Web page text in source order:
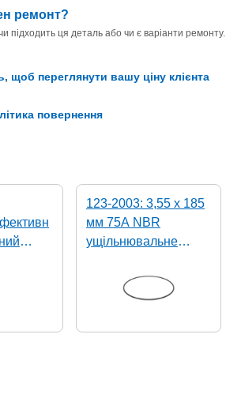
ремонт?
підходить ця деталь або чи є варіанти ремонту.
щоб переглянути вашу ціну клієнта
повернення
123-2003: 3,55 x 185
мм 75A NBR
ущільнювальне